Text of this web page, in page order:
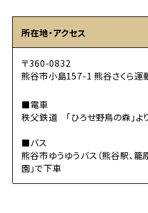
所在地・アクセス
〒360-0832
熊谷市小島157-1 熊谷さくら運
■電車
秩父鉄道 「ひろせ野鳥の森」
■バス
熊谷市ゆうゆうバス（熊谷駅、籠
園」で下車